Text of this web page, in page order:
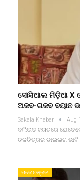
ସୋସିଆଲ ମିଡ଼ିଆ X
ଅଜବ-ଗଜବ ବୟାନ
Sakala Khabar Aug
ବଲିଉଡ ଜଗତରେ
ଚଳଚିତ୍ରର ଡାଇଲଗ ଭାବି
ମନୋରଞ୍ଜନ